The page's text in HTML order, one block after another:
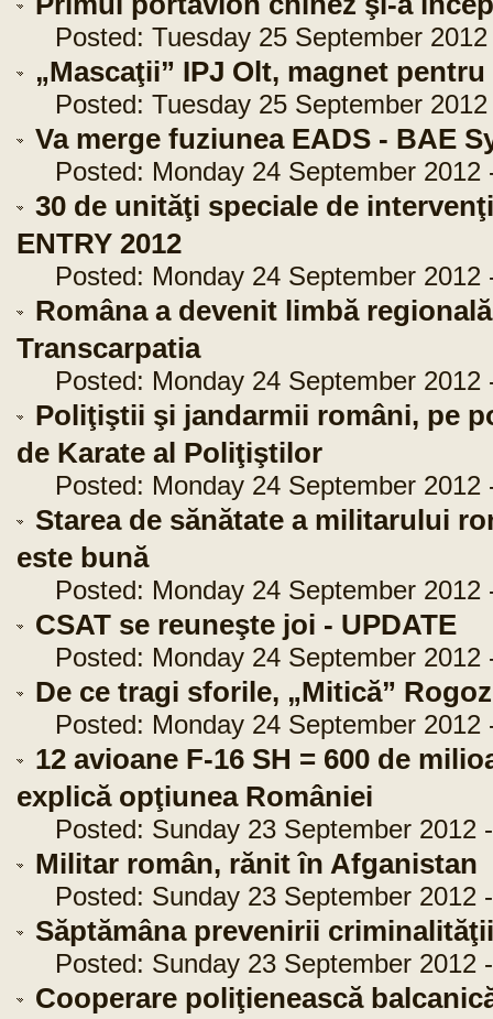
Posted: Tuesday 25 September 2012
„Mascaţii” IPJ Olt, magnet
Posted: Tuesday 25 September 2012
Va merge fuziunea EADS - BAE
Posted: Monday 24 September 2012
30 de unităţi speciale de
ENTRY 2012
Posted: Monday 24 September 2012
Româna a devenit limbă
Transcarpatia
Posted: Monday 24 September 2012
Poliţiştii şi jandarmii români, pe
de Karate al Poliţiştilor
Posted: Monday 24 September 2012
Starea de sănătate a militarului
este bună
Posted: Monday 24 September 2012
CSAT se reuneşte joi - UPDATE
Posted: Monday 24 September 2012
De ce tragi sforile, „Mitică”
Posted: Monday 24 September 2012
12 avioane F-16 SH = 600 de
explică opţiunea României
Posted: Sunday 23 September 2012
Militar român, rănit în Afganistan
Posted: Sunday 23 September 2012
Săptămâna prevenirii
Posted: Sunday 23 September 2012
Cooperare poliţienească